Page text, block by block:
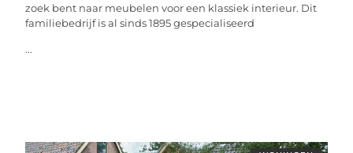
zoek bent naar meubelen voor een klassiek interieur. Dit
familiebedrijf is al sinds 1895 gespecialiseerd
...